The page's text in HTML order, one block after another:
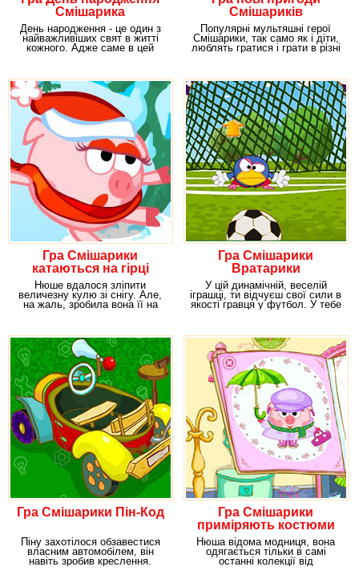
Смішарика
День народження - це один з
найважливіших свят в житті
кожного. Адже саме в цей
Смішариків
Популярні мультяшні герої
Смішарики, так само як і діти,
люблять гратися і грати в різні
Гра Смішарики
катаються на гірці
Нюше вдалося зліпити
величезну кулю зі снігу. Але,
на жаль, зробила вона її на
Гра Смішарики
Вратарики
У цій динамічній, веселій
іграшці, ти відчуєш свої сили в
якості гравця у футбол. У тебе
Гра Смішарики Пін-Код
Піну захотілося обзавестися
власним автомобілем, він
навіть зробив креслення.
Гра Смішарики
приміряють костюми
Нюша відома модниця, вона
одягається тільки в самі
останні колекції від